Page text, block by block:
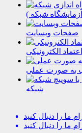
شبکه )
صفحات وبسایت
الکترونیکی
به صورت عملی
شبکه
ما را دنبال کنید
ما را دنبال کنید